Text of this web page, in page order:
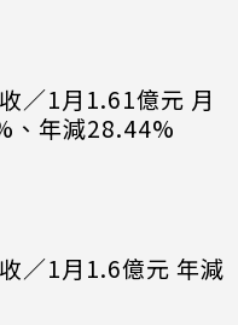
／1月1.61億元 月
、年減28.44%
／1月1.6億元 年減